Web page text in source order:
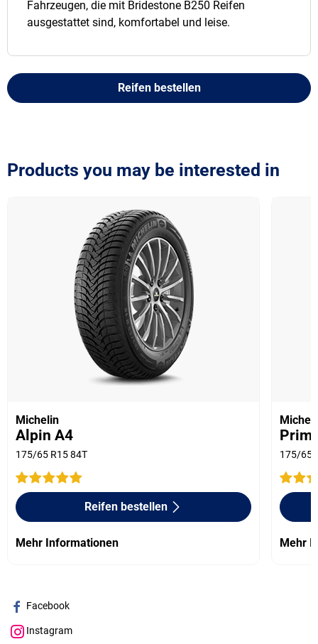
Fahrzeugen, die mit Bridestone B250 Reifen
ausgestattet sind, komfortabel und leise.
Reifen bestellen
Products you may be interested in
Michelin
Alpin A4
175/65 R15 84T
Reifen bestellen
Mehr Informationen
175/65
Mehr
Facebook
Instagram